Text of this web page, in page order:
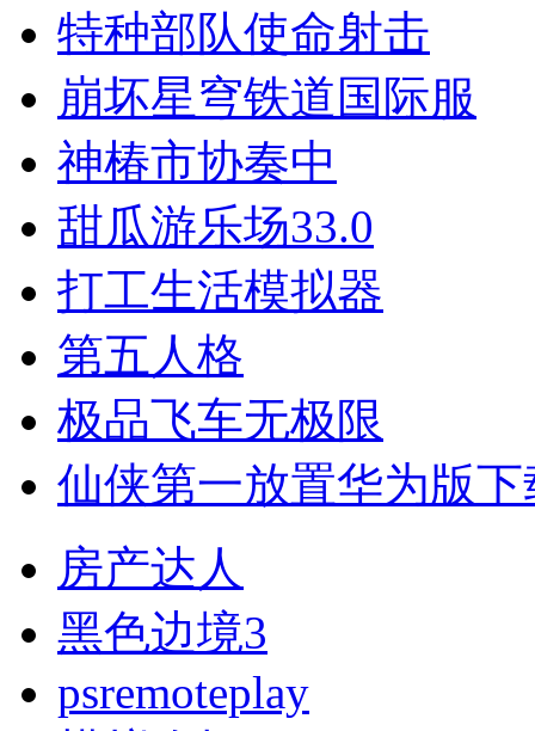
特种部队使命射击
崩坏星穹铁道国际服
神椿市协奏中
甜瓜游乐场33.0
打工生活模拟器
第五人格
极品飞车无极限
仙侠第一放置华为版下
房产达人
黑色边境3
psremoteplay